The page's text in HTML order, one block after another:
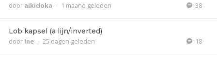
door aikidoka - 1 maand geleden 38
Lob kapsel (a lijn/inverted)
door Ine - 25 dagen geleden 18